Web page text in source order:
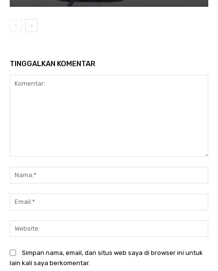
TINGGALKAN KOMENTAR
Simpan nama, email, dan situs web saya di browser ini untuk
lain kali saya berkomentar.